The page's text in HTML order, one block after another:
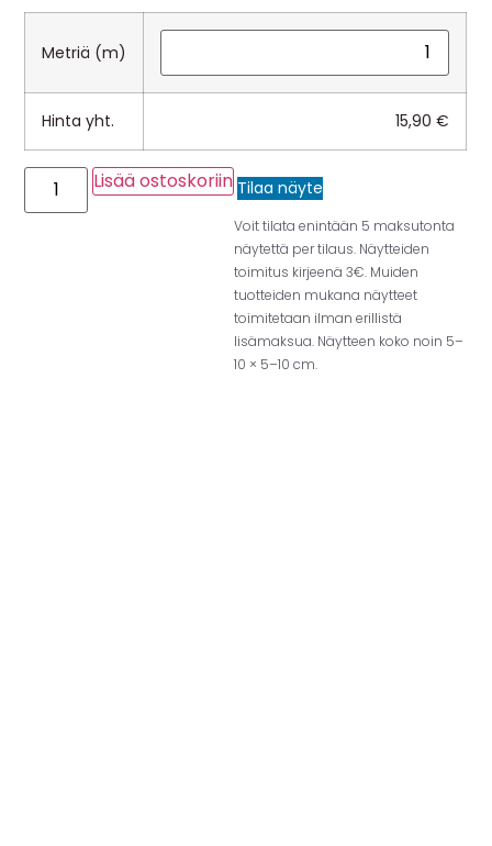
Metriä (m)
Hinta yht. 15,90€
Lisää ostoskoriin Tilaa näyte
Voit tilata enintään 5 maksutonta
näytettä per tilaus. Näytteiden
toimitus kirjeenä 3€. Muiden
tuotteiden mukana näytteet
toimitetaan ilman erillistä
lisämaksua. Näytteen koko noin 5–
10 × 5–10 cm.